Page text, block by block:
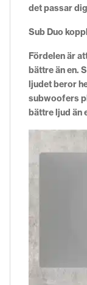
det passar
Sub Duo
Fördelen är
bättre än en.
ljudet beror
subwoofers
bättre ljud än